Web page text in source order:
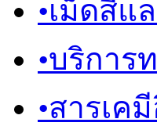
•เม็ดสีแ
•บริการ
•สารเค